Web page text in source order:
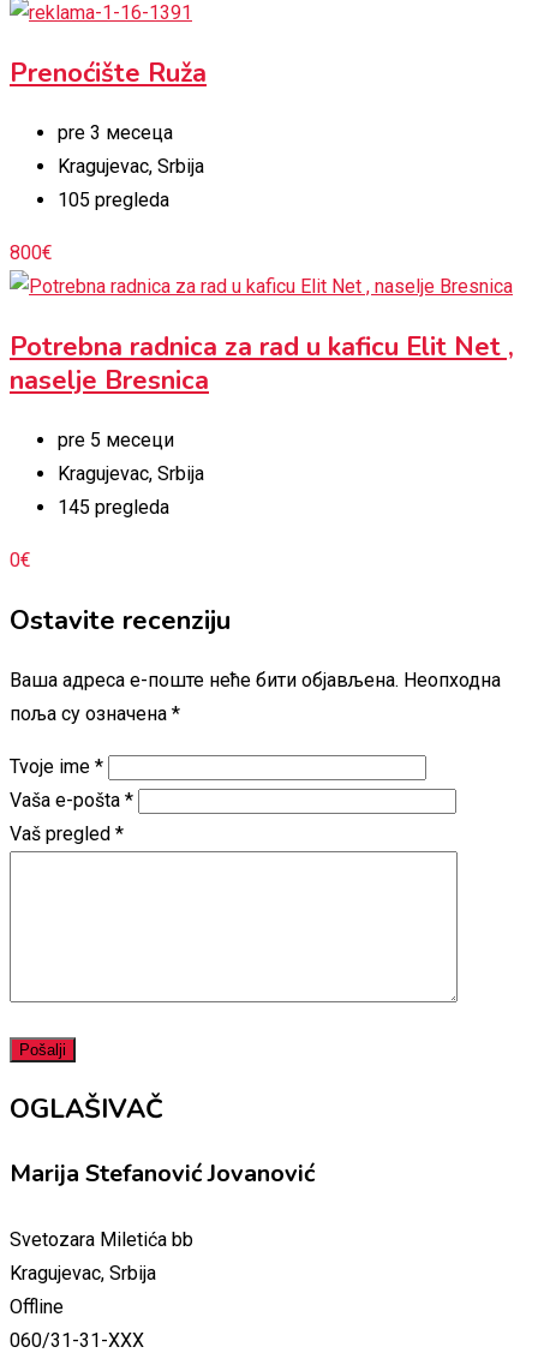
Prenoćište Ruža
pre 3 месеца
Kragujevac, Srbija
105 pregleda
800€
Potrebna radnica za rad u kaficu Elit Net ,
naselje Bresnica
pre 5 месеци
Kragujevac, Srbija
145 pregleda
0€
Ostavite recenziju
Ваша адреса е-поште неће бити објављена. Неопходна
поља су означена *
Tvoje ime *
Vaša e-pošta *
Vaš pregled *
OGLAŠIVAČ
Marija Stefanović Jovanović
Svetozara Miletića bb
Kragujevac, Srbija
Offline
060/31-31-XXX